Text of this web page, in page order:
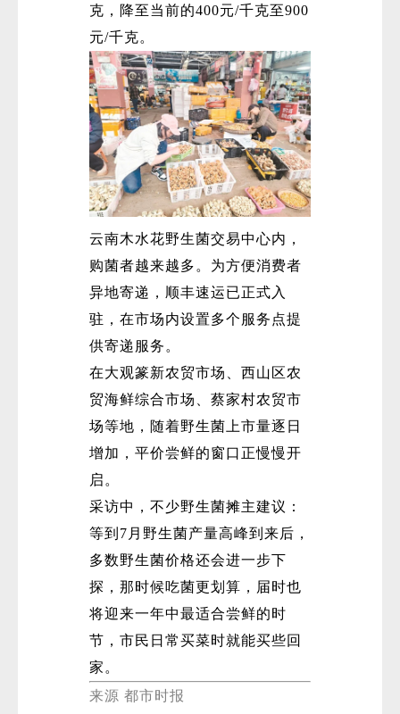
克，降至当前的400元/千克至900
元/千克。
云南木水花野生菌交易中心内，
购菌者越来越多。为方便消费者
异地寄递，顺丰速运已正式入
驻，在市场内设置多个服务点提
供寄递服务。
在大观篆新农贸市场、西山区农
贸海鲜综合市场、蔡家村农贸市
场等地，随着野生菌上市量逐日
增加，平价尝鲜的窗口正慢慢开
启。
采访中，不少野生菌摊主建议：
等到7月野生菌产量高峰到来后，
多数野生菌价格还会进一步下
探，那时候吃菌更划算，届时也
将迎来一年中最适合尝鲜的时
节，市民日常买菜时就能买些回
家。
来源 都市时报